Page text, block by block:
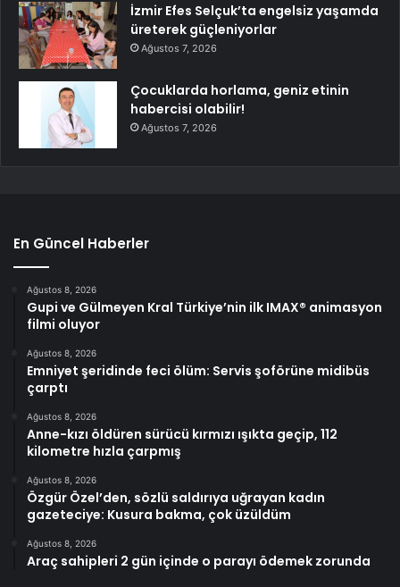
İzmir Efes Selçuk’ta engelsiz yaşamda
üreterek güçleniyorlar
Ağustos 7, 2026
Çocuklarda horlama, geniz etinin
habercisi olabilir!
Ağustos 7, 2026
En Güncel Haberler
Ağustos 8, 2026
Gupi ve Gülmeyen Kral Türkiye’nin ilk IMAX® animasyon
filmi oluyor
Ağustos 8, 2026
Emniyet şeridinde feci ölüm: Servis şoförüne midibüs
çarptı
Ağustos 8, 2026
Anne-kızı öldüren sürücü kırmızı ışıkta geçip, 112
kilometre hızla çarpmış
Ağustos 8, 2026
Özgür Özel’den, sözlü saldırıya uğrayan kadın
gazeteciye: Kusura bakma, çok üzüldüm
Ağustos 8, 2026
Araç sahipleri 2 gün içinde o parayı ödemek zorunda